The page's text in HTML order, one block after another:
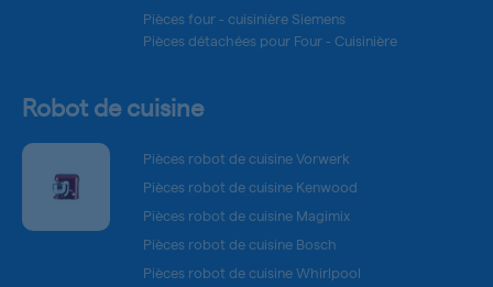
Pièces four - cuisinière Siemens
Pièces détachées pour Four - Cuisinière
Robot de cuisine
Pièces robot de cuisine Vorwerk
Pièces robot de cuisine Kenwood
Pièces robot de cuisine Magimix
Pièces robot de cuisine Bosch
Pièces robot de cuisine Whirlpool